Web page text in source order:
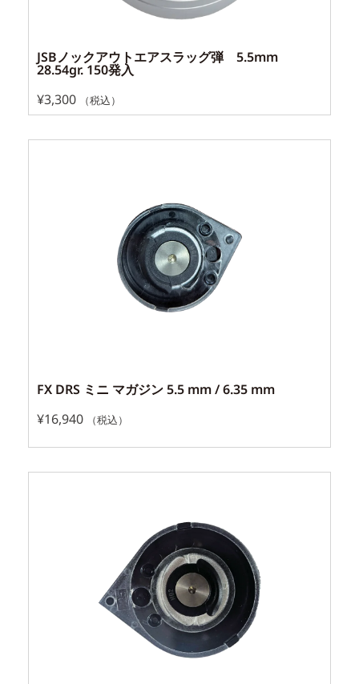
JSBノックアウトエアスラッグ弾 5.5mm
28.54gr. 150発入
¥3,300 （税込）
FX DRS ミニ マガジン 5.5 mm / 6.35 mm
¥16,940 （税込）